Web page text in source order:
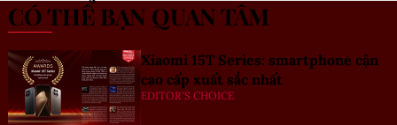
CÓ THỂ BẠN QUAN TÂM
Xiaomi 15T Series: smartphone cận
cao cấp xuất sắc nhất
EDITOR'S CHOICE